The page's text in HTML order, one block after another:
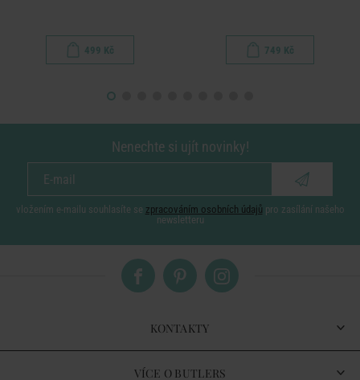
499 Kč 749 Kč
Nenechte si ujít novinky!
vložením e-mailu souhlasíte se zpracováním osobních údajů pro zasílání našeho
newsletteru
KONTAKTY
VÍCE O BUTLERS